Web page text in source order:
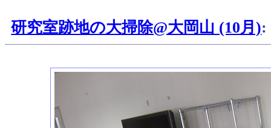
研究室跡地の大掃除@大岡山 (10月):